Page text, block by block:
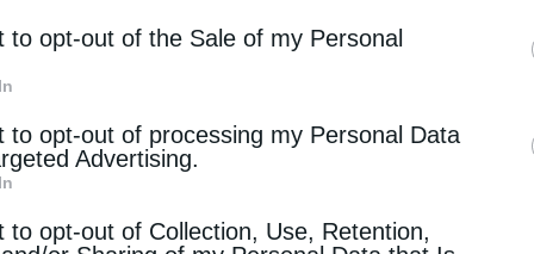
to opt-out of the Sale of my Personal
to opt-out of processing my Personal Data
Advertising.
to opt-out of Collection, Use, Retention,
Ευρωπαϊκής Ένωσης.
την πίεση τηςαυτοκινητοβιομηχανίαςκαι
μετάβασης.